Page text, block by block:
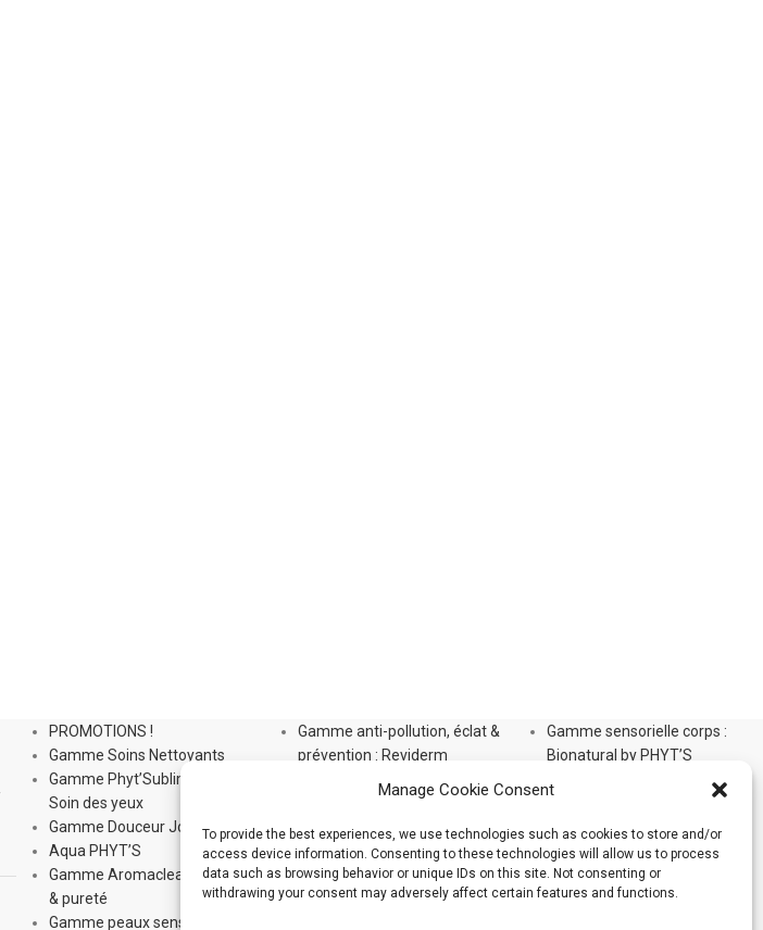
Manage Cookie Consent
To provide the best experiences, we use technologies such as cookies to store and/or
access device information. Consenting to these technologies will allow us to process
data such as browsing behavior or unique IDs on this site. Not consenting or
withdrawing your consent may adversely affect certain features and functions.
PROMOTIONS !
Gamme Soins Nettoyants
Gamme Phyt’Sublim Eyes :
Soin des yeux
Gamme Douceur Jour
Aqua PHYT’S
Gamme Aromaclear : Équilibre
& pureté
Gamme peaux sensibles : Sensi
Gamme anti-pollution, éclat &
prévention : Reviderm
Gamme anti-âge global
d’exception : Panacée
Gamme Unifiante White Bio-
Active
PHYT’S Men
Gamme sensorielle corps :
Bionatural by PHYT’S
Gamme Soins Capillaires
Soins pour bébé PHYT’S 1er
Âge
Gamme maquillage PHYT’S